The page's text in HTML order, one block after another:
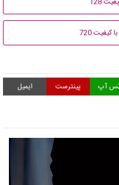
کیفیت 720
آپ پینترست ایمیل